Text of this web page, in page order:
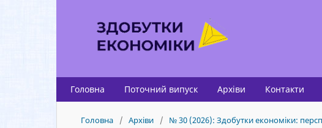
Головна Поточний випуск Архіви Контакти
Головна / Архіви / № 30 (2026): Здобутки економіки: